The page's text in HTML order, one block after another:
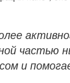
частью
и